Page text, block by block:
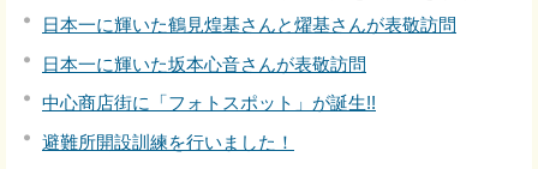
日本一に輝いた鶴見煌基さんと燿基さんが表敬訪問
日本一に輝いた坂本心音さんが表敬訪問
中心商店街に「フォトスポット」が誕生!!
避難所開設訓練を行いました！